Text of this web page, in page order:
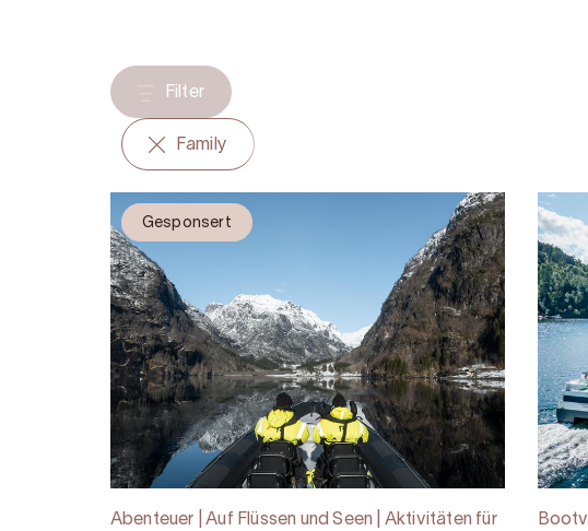
Filter
Family
Gesponsert
Abenteuer | Auf Flüssen und Seen | Aktivitäten für